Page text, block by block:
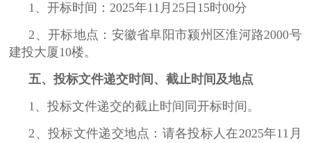
1、开标时间：2025年11月25日15时00分
2、开标地点：安徽省阜阳市颍州区淮河路2000号
建投大厦10楼。
五、投标文件递交时间、截止时间及地点
1、投标文件递交的截止时间同开标时间。
2、投标文件递交地点：请各投标人在2025年11月